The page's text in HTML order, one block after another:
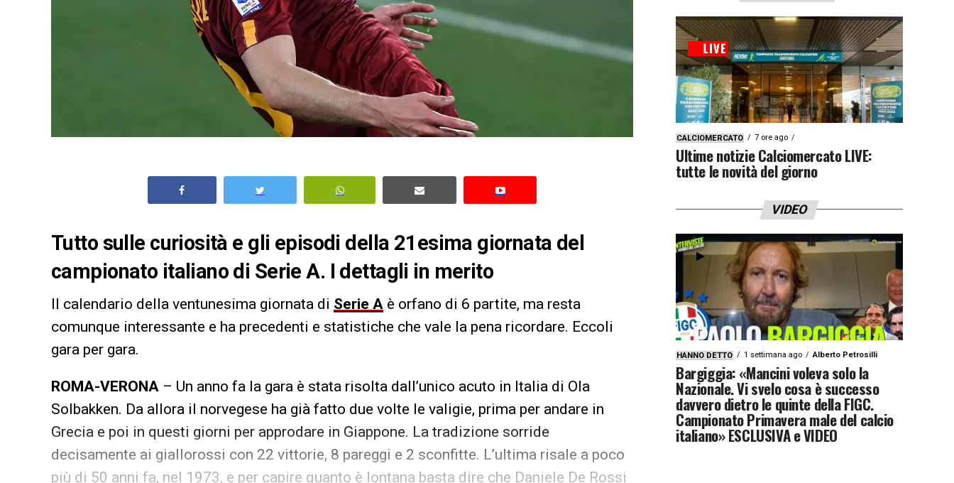
Tutto sulle curiosità e gli episodi della 21esima giornata del
campionato italiano di Serie A. I dettagli in merito
Il calendario della ventunesima giornata di Serie A è orfano di 6 partite, ma resta
comunque interessante e ha precedenti e statistiche che vale la pena ricordare. Eccoli
gara per gara.
ROMA-VERONA – Un anno fa la gara è stata risolta dall’unico acuto in Italia di Ola
Solbakken. Da allora il norvegese ha già fatto due volte le valigie, prima per andare in
Grecia e poi in questi giorni per approdare in Giappone. La tradizione sorride
decisamente ai giallorossi con 22 vittorie, 8 pareggi e 2 sconfitte. L’ultima risale a poco
più di 50 anni fa, nel 1973, e per capire quanto è lontana basta dire che Daniele De Rossi
CALCIOMERCATO 7 ore ago
Ultime notizie Calciomercato LIVE:
tutte le novità del giorno
VIDEO
HANNO DETTO 1 settimana ago Alberto Petrosilli
Bargiggia: «Mancini voleva solo la
Nazionale. Vi svelo cosa è successo
davvero dietro le quinte della FIGC.
Campionato Primavera male del calcio
italiano» ESCLUSIVA e VIDEO